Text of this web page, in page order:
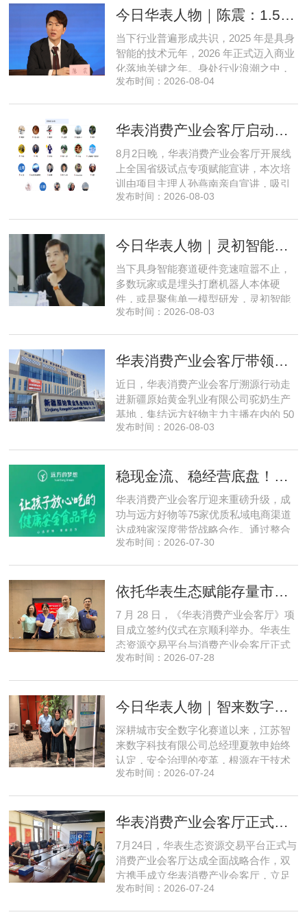
的技术深耕与严谨的工程思维，走出国
布局中，自然流畅的全模态
当下行业普遍形成共识，2025 年是具身
智能的技术元年，2026 年正式迈入商业
化落地关键之年。身处行业浪潮之中，
享刻智能创始人、CEO 陈震表示，当前
长久，这也是享刻智能自创立之初便坚
创始人、CEO 陈震纵观当前具
发布时间：2026-08-04
8月2日晚，华表消费产业会客厅开展线
上全国省级试点专项赋能宣讲，本次培
训由项目主理人孙燕南亲自宣讲，吸引
了来自贵州、河北、北京、天津、常
间盘活、私域变现、稳现金流搭建、试
现状，深度剖析行业双重发展困境
发布时间：2026-08-03
今日华表人物｜灵初智能CEO王启斌：押注千万级数据解锁具身智能质变
当下具身智能赛道硬件竞速喧嚣不止，
多数玩家或是埋头打磨机器人本体硬
件，或是聚焦单一模型研发，灵初智能
自创立之初便守住初心，以自研操作大
能创始人王启斌，拆解其从创立第一天
数据规模才是决定行业拐点的核心
发布时间：2026-08-03
近日，华表消费产业会客厅溯源行动走
进新疆原始黄金乳业有限公司驼奶生产
基地，集结远方好物主力主播在内的 50
位头部私域主播组团深入工厂一线实地
源同步联动，以沉浸式实景打卡、全流
式，全方位拆解新疆优质驼奶
发布时间：2026-08-03
华表消费产业会客厅迎来重磅升级，成
功与远方好物等75家优质私域电商渠道
达成独家深度带货战略合作。通过整合
全网顶尖私域资源，项目搭建起全国性
矩阵，核心竞争力与行业影响力实现跨
实体经济长效发展注入全新动能
发布时间：2026-07-30
依托华表生态赋能存量市场《华表消费产业会客厅》项目签约落地
7 月 28 日，《华表消费产业会客厅》项
目成立签约仪式在京顺利举办。华表生
态资源交易平台与消费产业会客厅正式
签署合作协议，标志着立足华表生态资
源交易平台董事长吴海花，消费产业会
资管理有限公司总经理孙燕南
发布时间：2026-07-28
今日华表人物｜智来数字总经理夏敦申：探寻城市风险 AI 防控创新之路
深耕城市安全数字化赛道以来，江苏智
来数字科技有限公司总经理夏敦申始终
认定，安全治理的变革，根源在于技术
模式的革新。在他看来，智慧消防不只
全从 “事后救火” 转向 “事前防患”。依靠
入，智来数字稳步搭建起面
发布时间：2026-07-24
华表消费产业会客厅正式成立！
7月24日，华表生态资源交易平台正式与
消费产业会客厅达成全面战略合作，双
方携手成立华表消费产业会客厅，立足
提振消费、激活内需的市场发展导向，
发布时间：2026-07-24